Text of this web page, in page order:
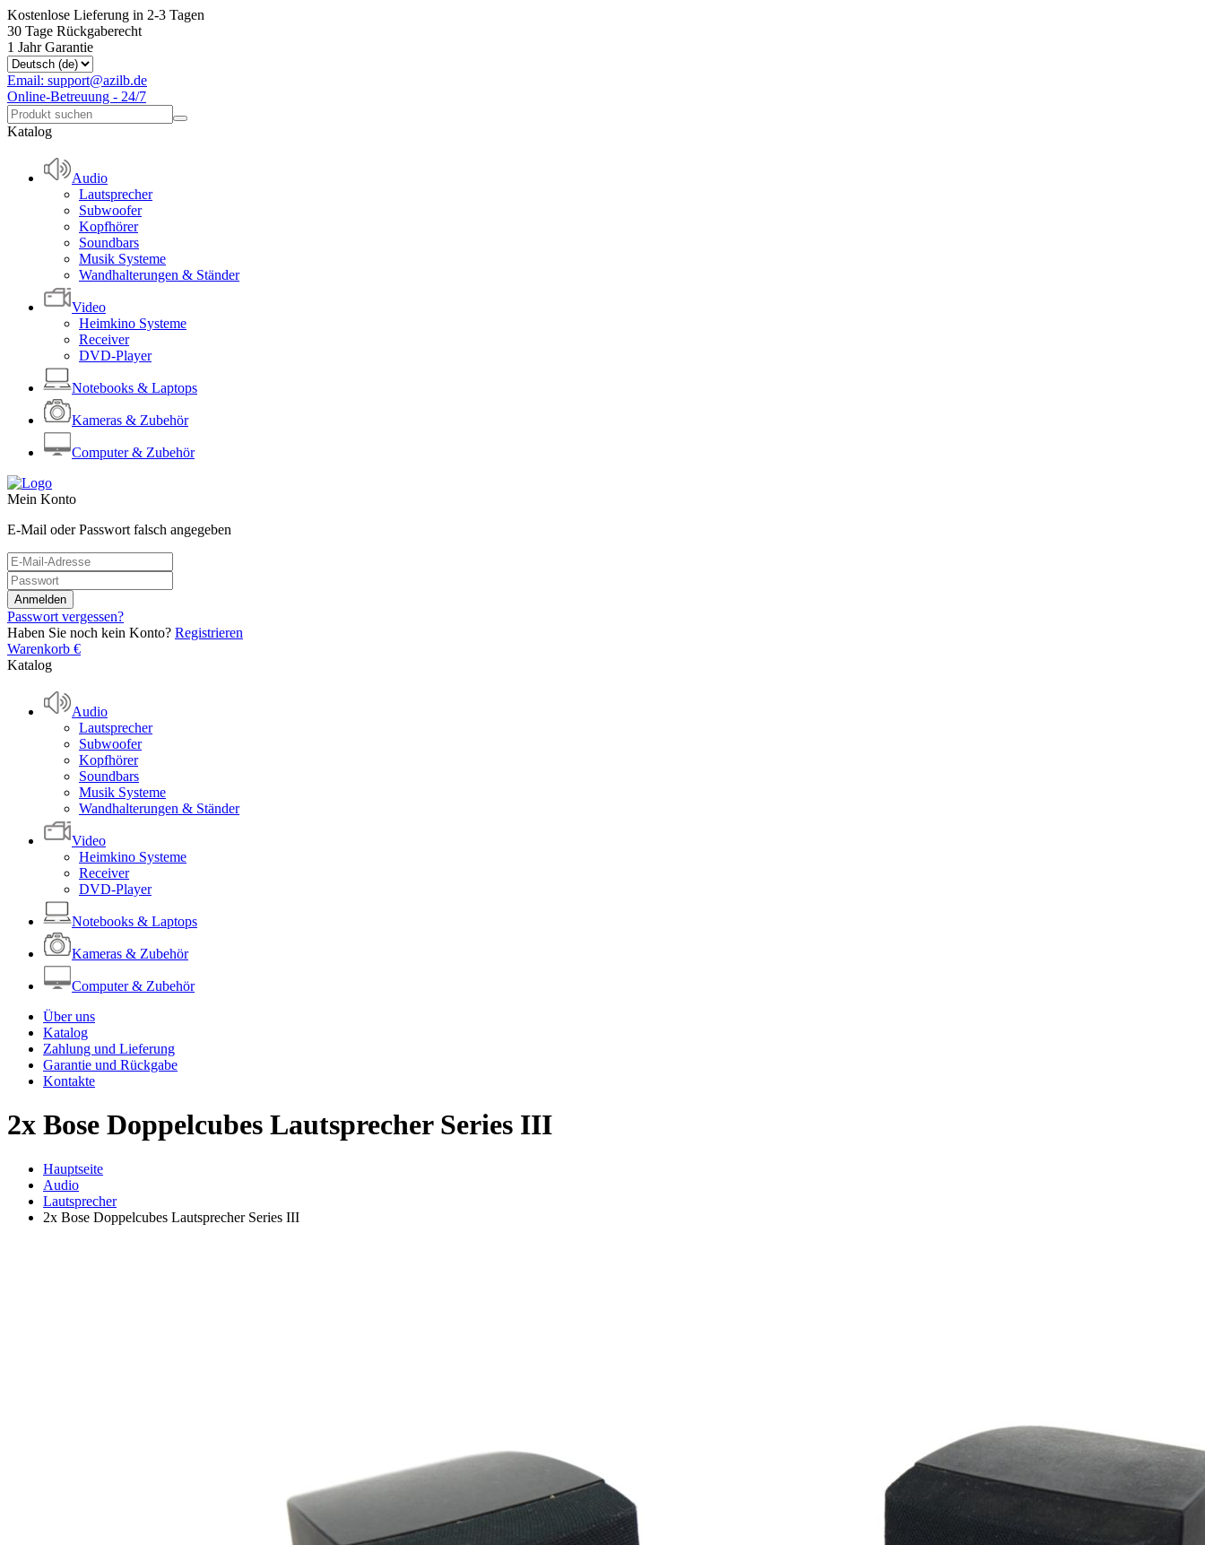
Kostenlose Lieferung in 2-3 Tagen
30 Tage Rückgaberecht
1 Jahr Garantie
Email: support@azilb.de
Online-Betreuung - 24/7
Katalog
Audio
Lautsprecher
Subwoofer
Kopfhörer
Soundbars
Musik Systeme
Wandhalterungen & Ständer
Video
Heimkino Systeme
Receiver
DVD-Player
Notebooks & Laptops
Kameras & Zubehör
Computer & Zubehör
Mein Konto
E-Mail oder Passwort falsch angegeben
Passwort vergessen?
Haben Sie noch kein Konto? Registrieren
Warenkorb €
Katalog
Audio
Lautsprecher
Subwoofer
Kopfhörer
Soundbars
Musik Systeme
Wandhalterungen & Ständer
Video
Heimkino Systeme
Receiver
DVD-Player
Notebooks & Laptops
Kameras & Zubehör
Computer & Zubehör
Über uns
Katalog
Zahlung und Lieferung
Garantie und Rückgabe
Kontakte
2x Bose Doppelcubes Lautsprecher Series III
Hauptseite
Audio
Lautsprecher
2x Bose Doppelcubes Lautsprecher Series III